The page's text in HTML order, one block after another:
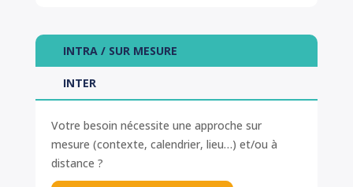
INTRA / SUR MESURE
INTER
Votre besoin nécessite une approche sur
mesure (contexte, calendrier, lieu…) et/ou à
distance ?